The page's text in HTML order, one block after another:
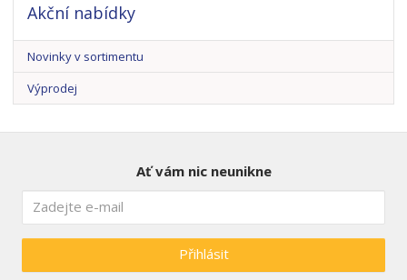
Akční nabídky
Novinky v sortimentu
Výprodej
Ať vám nic neunikne
Přihlásit